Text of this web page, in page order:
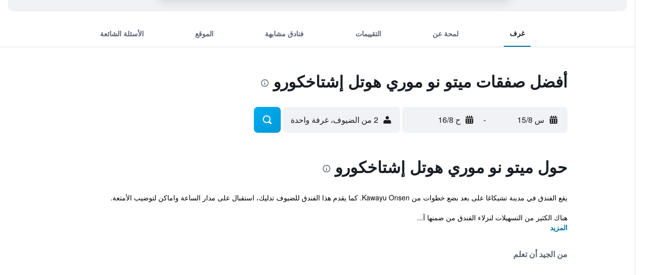
غرف لمحة عن التقييمات فنادق مشابهة الموقع الأسئلة الشائعة
أفضل صفقات ميتو نو موري هوتل إشتاخكورو
س 15/8 - ح 16/8 2 من الضيوف، غرفة واحدة
حول ميتو نو موري هوتل إشتاخكورو
يقع الفندق في مدينة تشيكاغا على بعد بضع خطوات من Kawayu Onsen. كما يقدم هذا الفندق للضيوف تدليك، استقبال على مدار الساعة واماكن لتوضيب الأمتعة.
هناك الكثير من التسهيلات لنزلاء الفندق من ضمنها آ...
المزيد
من الجيد أن تعلم